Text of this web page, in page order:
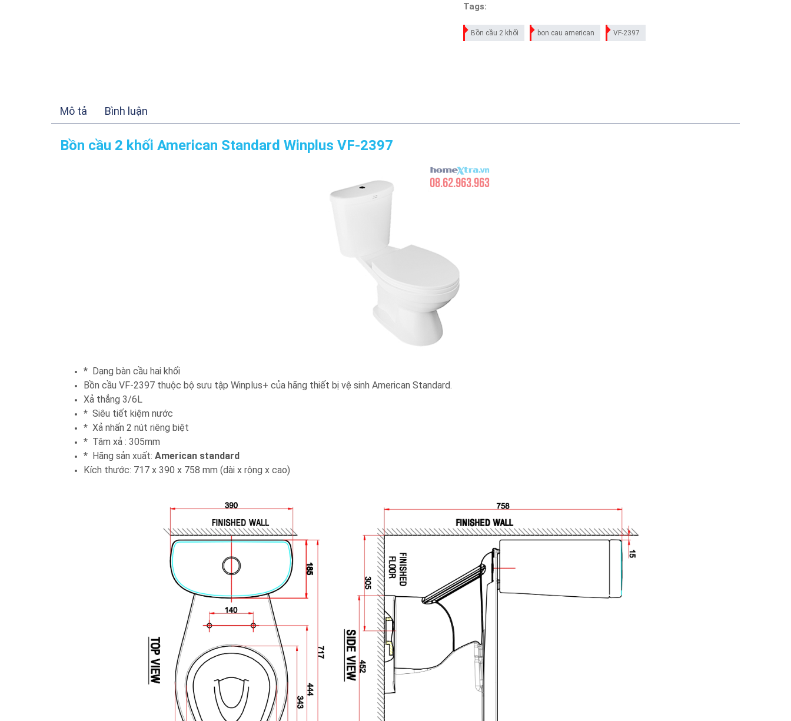
Tags:
Bồn cầu 2 khối bon cau american VF-2397
Mô tả Bình luận
Bồn cầu 2 khối American Standard Winplus VF-2397
* Dạng bàn cầu hai khối
Bồn cầu VF-2397 thuộc bộ sưu tập Winplus+ của hãng thiết bị vệ sinh American Standard.
Xả thẳng 3/6L
* Siêu tiết kiệm nước
* Xả nhấn 2 nút riêng biệt
* Tâm xả : 305mm
* Hãng sản xuất: American standard
Kích thước: 717 x 390 x 758 mm (dài x rộng x cao)